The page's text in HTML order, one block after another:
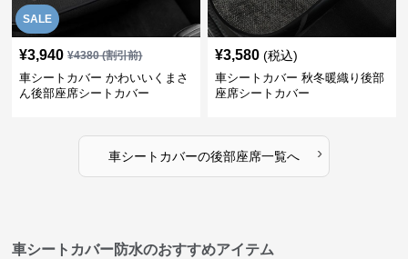
SALE
¥3,940 ¥4380(割引前)
車シートカバー かわいいくまさ
ん後部座席シートカバー
¥3,580 (税込)
車シートカバー 秋冬暖織り後部
座席シートカバー
車シートカバーの後部座席一覧へ ›
車シートカバー防水のおすすめアイテム